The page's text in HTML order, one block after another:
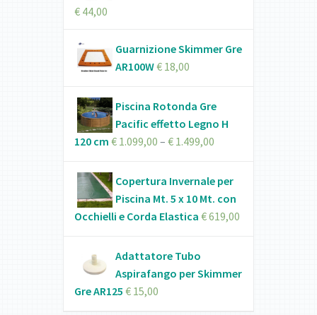
€44,00
Guarnizione Skimmer Gre
AR100W€18,00
Piscina Rotonda Gre
Pacific effetto Legno H
120 cm €1.099,00 – €1.499,00
Copertura Invernale per
Piscina Mt. 5 x 10 Mt. con
Occhielli e Corda Elastica €619,00
Adattatore Tubo
Aspirafango per Skimmer
Gre AR125 €15,00